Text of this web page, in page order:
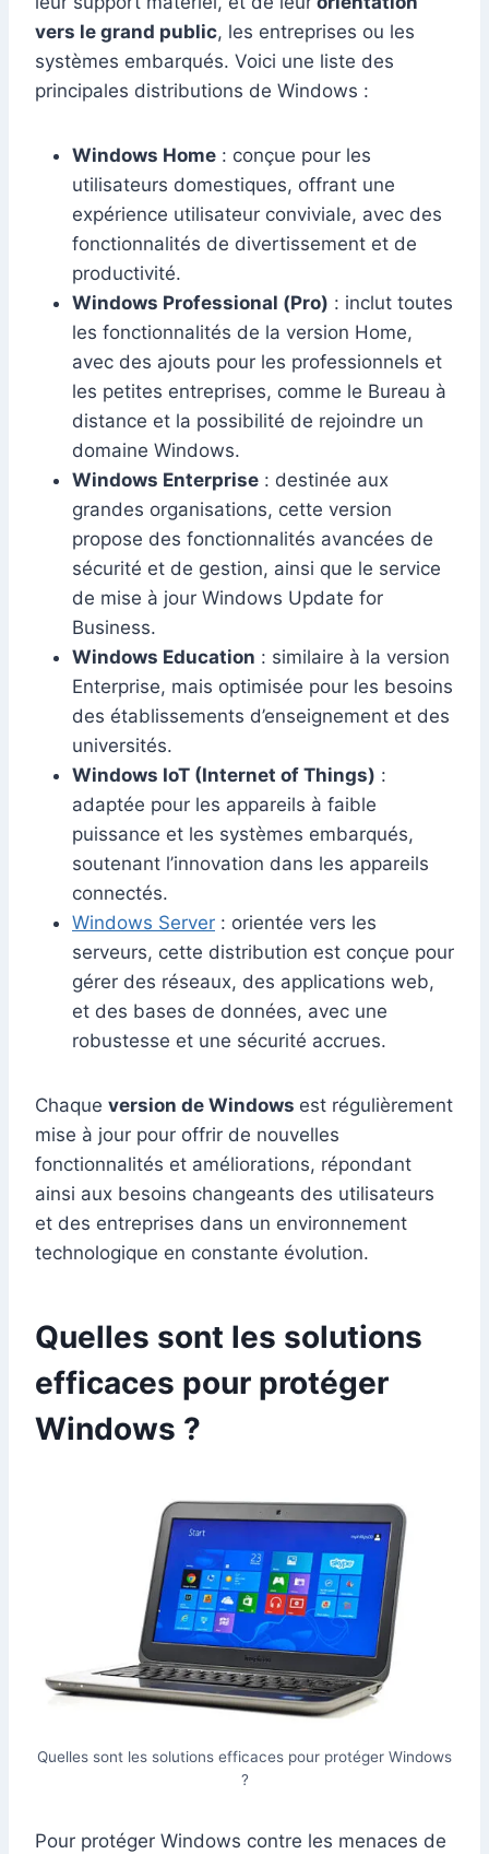
vers le grand public, les entreprises ou les
systèmes embarqués. Voici une liste des
principales distributions de Windows :
Windows Home : conçue pour les
utilisateurs domestiques, offrant une
expérience utilisateur conviviale, avec des
fonctionnalités de divertissement et de
productivité.
Windows Professional (Pro) : inclut toutes
les fonctionnalités de la version Home,
avec des ajouts pour les professionnels et
les petites entreprises, comme le Bureau à
distance et la possibilité de rejoindre un
domaine Windows.
Windows Enterprise : destinée aux
grandes organisations, cette version
propose des fonctionnalités avancées de
sécurité et de gestion, ainsi que le service
de mise à jour Windows Update for
Business.
Windows Education : similaire à la version
Enterprise, mais optimisée pour les besoins
des établissements d’enseignement et des
universités.
Windows IoT (Internet of Things) :
adaptée pour les appareils à faible
puissance et les systèmes embarqués,
soutenant l’innovation dans les appareils
connectés.
Windows Server : orientée vers les
serveurs, cette distribution est conçue pour
gérer des réseaux, des applications web,
et des bases de données, avec une
robustesse et une sécurité accrues.
Chaque version de Windows est régulièrement
mise à jour pour offrir de nouvelles
fonctionnalités et améliorations, répondant
ainsi aux besoins changeants des utilisateurs
et des entreprises dans un environnement
technologique en constante évolution.
Quelles sont les solutions
efficaces pour protéger
Windows ?
Quelles sont les solutions efficaces pour protéger Windows
?
Pour protéger Windows contre les menaces de